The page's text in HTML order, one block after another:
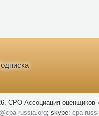
СРО Ассоциация оценщиков
russia.org; skype: cpa-